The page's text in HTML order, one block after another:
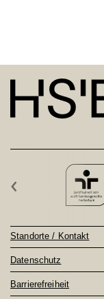
‹
Standorte / Kontakt
Datenschutz
Barrierefreiheit